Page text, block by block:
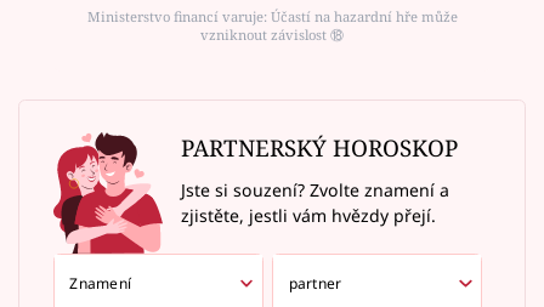
Ministerstvo financí varuje: Účastí na hazardní hře může
vzniknout závislost ⑱
PARTNERSKÝ HOROSKOP
Jste si souzení? Zvolte znamení a
zjistěte, jestli vám hvězdy přejí.